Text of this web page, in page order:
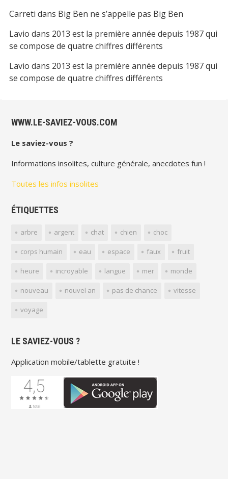
Carreti dans Big Ben ne s’appelle pas Big Ben
Lavio dans 2013 est la première année depuis 1987 qui
se compose de quatre chiffres différents
Lavio dans 2013 est la première année depuis 1987 qui
se compose de quatre chiffres différents
WWW.LE-SAVIEZ-VOUS.COM
Le saviez-vous ?
Informations insolites, culture générale, anecdotes fun !
Toutes les infos insolites
ÉTIQUETTES
arbre argent chat chien choc
corps humain eau espace faux fruit
heure incroyable langue mer monde
nouveau nouvel an pas de chance vitesse
voyage
LE SAVIEZ-VOUS ?
Application mobile/tablette gratuite !